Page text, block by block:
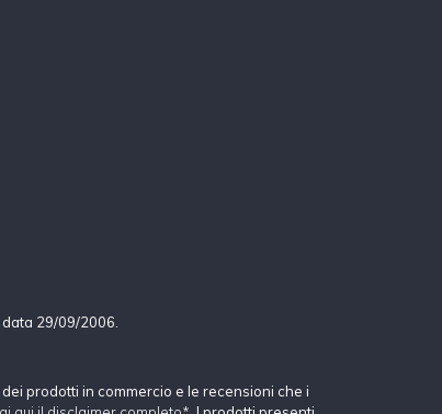
29/09/2006.
prodotti in commercio e le recensioni che i